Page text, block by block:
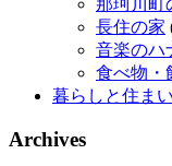
長住の家
音楽のハ
食べ物・
暮らしと住ま
Archives